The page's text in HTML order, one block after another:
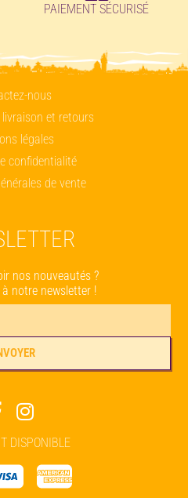
PAIEMENT SÉCURISÉ
nous
et retours
légales
confidentialité
de vente
nos nouveautés ?
notre newsletter !
DISPONIBLE